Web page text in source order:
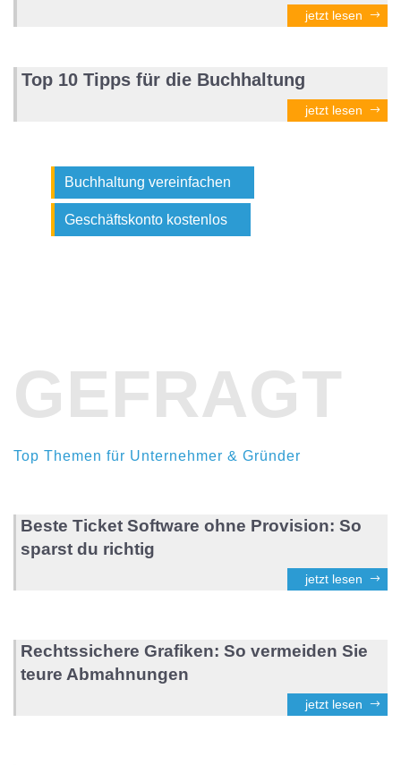
jetzt lesen
Top 10 Tipps für die Buchhaltung
jetzt lesen
Buchhaltung vereinfachen
Geschäftskonto kostenlos
GEFRAGT
Top Themen für Unternehmer & Gründer
Beste Ticket Software ohne Provision: So
sparst du richtig
jetzt lesen
Rechtssichere Grafiken: So vermeiden Sie
teure Abmahnungen
jetzt lesen